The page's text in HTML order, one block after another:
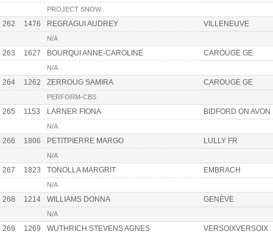
PROJECT SNOW
262 1476 REGRAGUI AUDREY VILLENEUVE
N/A
263 1627 BOURQUI ANNE-CAROLINE CAROUGE GE
N/A
264 1262 ZERROUG SAMIRA CAROUGE GE
PERFORM-CBS
265 1153 LARNER FIONA BIDFORD ON AVON
N/A
266 1806 PETITPIERRE MARGO LULLY FR
N/A
267 1823 TONOLLA MARGRIT EMBRACH
N/A
268 1214 WILLIAMS DONNA GENÈVE
N/A
269 1269 WUTHRICH STEVENS AGNES VERSOIXVERSOIX